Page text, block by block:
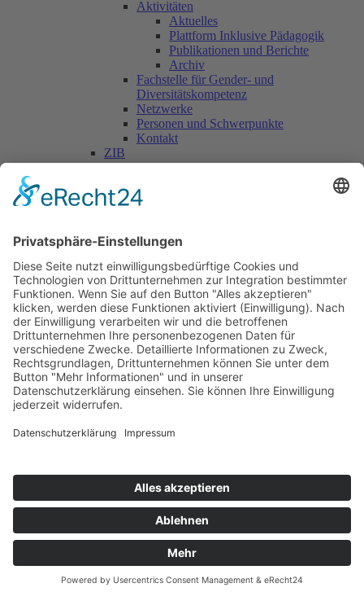
Aktivitäten
Aktuelles
Plattform Inklusive Pädagogik
Publikationen und Berichte
Archiv
Fachstelle für Gender- und
Diversitätskompetenz
Netzwerke
Personen und Schwerpunkte
Kontakt
ZIB
Päd. Praktische Studien
Personen
Nationale Kooperationen
L.E.V.
Nachlese
Soziales Engagement
Materialien und Links
Personen
Kontakt
ÖKOLOG/PILGRIM
Aktuelles
Materialien & Links
Landes-ARGE-Lehrer:innengesundheit
PHDL-Chor
Improtheater
Kapelle
Weiße Galerie
Aktuelles
Veranstaltungen
Stellenausschreibungen